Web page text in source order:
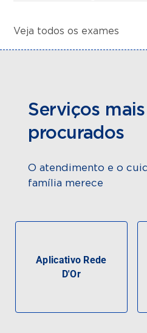
Veja todos os exames
Serviços mais
procurados
O atendimento e o
família merece
Aplicativo Rede
D'Or